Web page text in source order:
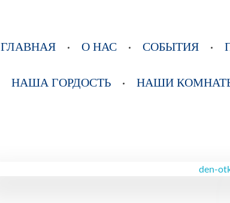
ГЛАВНАЯ О НАС СОБЫТИЯ
НАША ГОРДОСТЬ
НАШИ